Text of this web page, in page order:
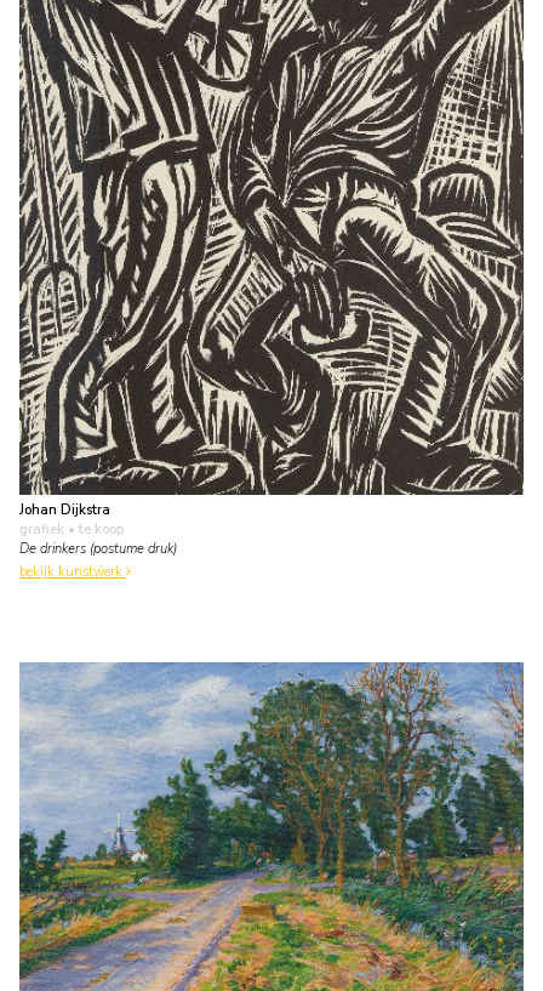
Johan Dijkstra
grafiek • te koop
De drinkers (postume druk)
bekijk kunstwerk